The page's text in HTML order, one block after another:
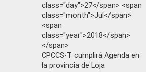
class="day">27</span> <span
class="month">Jul</span>
<span
class="year">2018</span>
</span>
CPCCS-T cumplirá Agenda en
la provincia de Loja